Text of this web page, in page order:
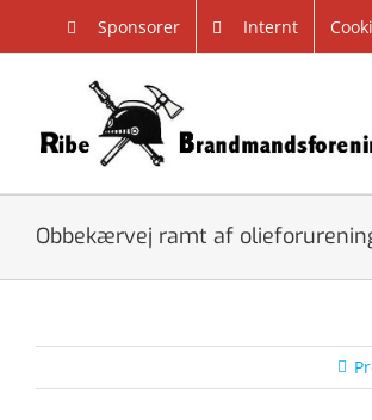
content
Sponsorer Internt
Obbekærvej ramt af